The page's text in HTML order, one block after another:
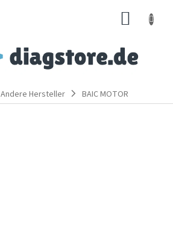
Andere Hersteller BAIC MOTOR